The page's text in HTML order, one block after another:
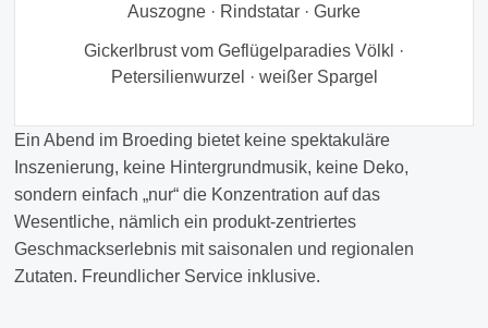
Auszogne · Rindstatar · Gurke
Gickerlbrust vom Geflügelparadies Völkl ·
Petersilienwurzel · weißer Spargel
Ein Abend im Broeding bietet keine spektakuläre
Inszenierung, keine Hintergrundmusik, keine Deko,
sondern einfach „nur“ die Konzentration auf das
Wesentliche, nämlich ein produkt-zentriertes
Geschmackserlebnis mit saisonalen und regionalen
Zutaten. Freundlicher Service inklusive.